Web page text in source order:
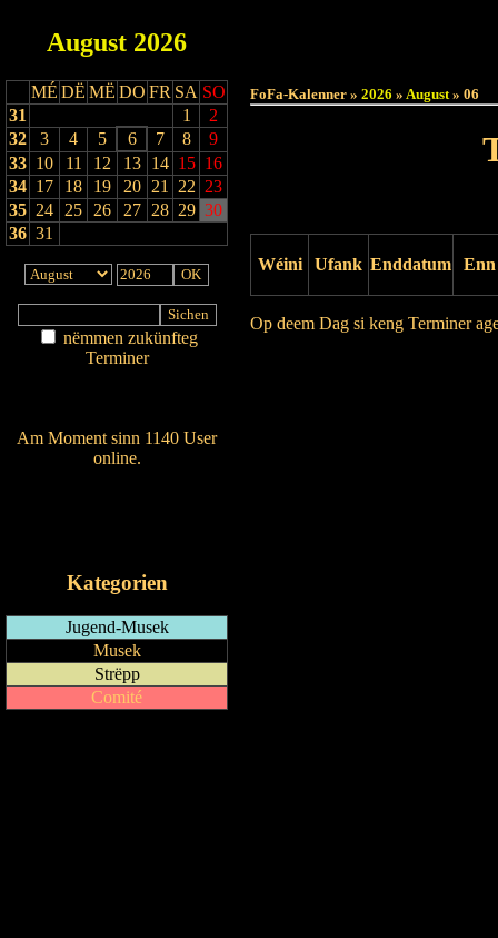
August 2026
MÉ DË MË DO FR SA SO
31
1
2
32
3 4 5 6 7 8
9
33 10 11 12 13 14 15 16
34 17 18 19 20 21 22 23
35 24 25 26 27 28 29 30
36 31
nëmmen zukünfteg
Terminer
Am Moment sinn 1140 User
online.
Kategorien
Jugend-Musek
Musek
Strëpp
Comité
FoFa-Kalenner » 2026 » August» 06
Wéini Ufank Enddatum Enn
Op deem Dag si keng Terminer